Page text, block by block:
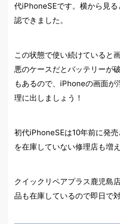
代iPhoneSEです。横から見
認できました。
この状態で使い続けていると
悪のケースだとバッテリーが
もあるので、iPhoneの画面が
理に出しましょう！
初代iPhoneSEは10年前に発
を在庫していない修理店も増
クイックリペアプラス鹿児島
品も在庫しているので即日で